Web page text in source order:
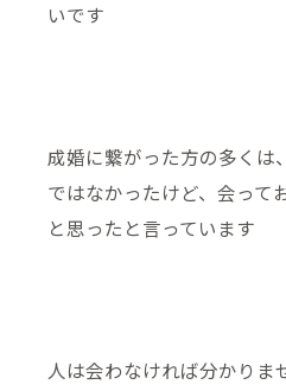
いです
成婚に繋がった方の多くは
ではなかったけど、会って
と思ったと言っています
人は会わなければ分かりま